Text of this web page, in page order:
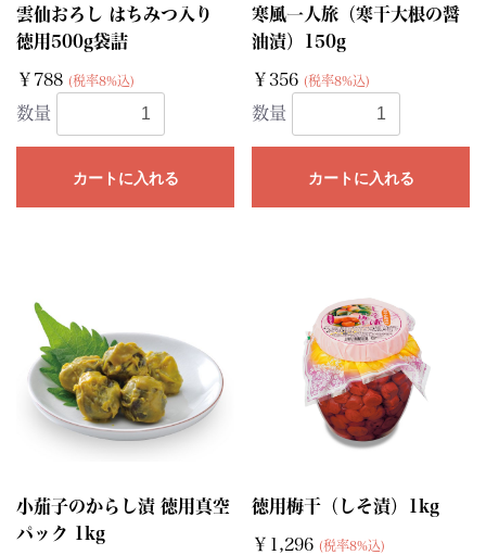
雲仙おろし はちみつ入り
徳用500g袋詰
￥788 (税率8%込)
数量
カートに入れる
寒風一人旅（寒干大根の醤
油漬）150g
￥356 (税率8%込)
数量
カートに入れる
小茄子のからし漬 徳用真空
パック 1kg
徳用梅干（しそ漬）1kg
￥1,296 (税率8%込)